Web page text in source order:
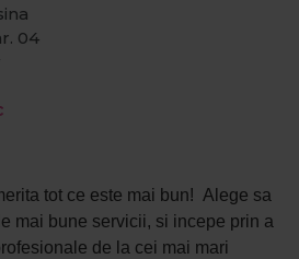
04
tot ce este mai bun! Alege sa
mai bune servicii, si incepe prin a
de la cei mai mari